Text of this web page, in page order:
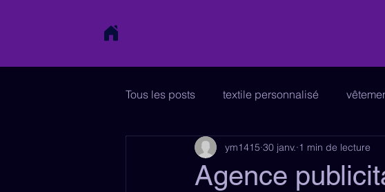
Tous les posts textile personnalisé
papeterie signalétique
Agence
ym1415 30 janv. 1 min de lecture